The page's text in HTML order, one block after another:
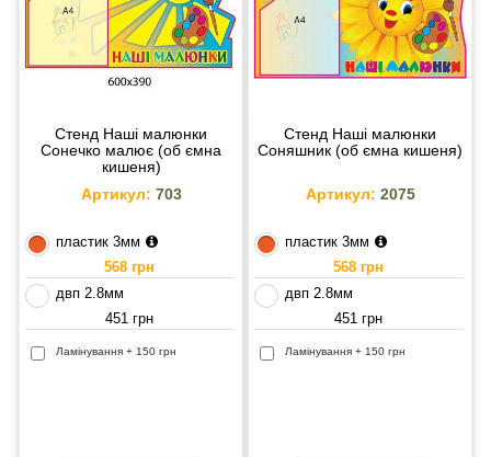
Стенд Наші малюнки
Сонечко малює (об ємна
кишеня)
Артикул: 703
пластик 3мм
568 грн
двп 2.8мм
451 грн
Ламінування + 150 грн
Стенд Наші малюнки
Соняшник (об ємна кишеня)
Артикул: 2075
пластик 3мм
568 грн
двп 2.8мм
451 грн
Ламінування + 150 грн